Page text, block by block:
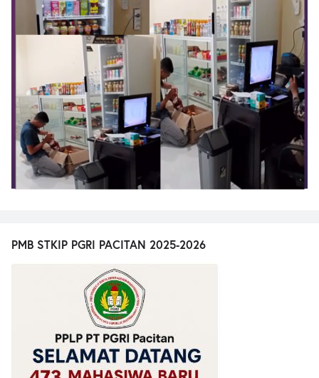
PMB STKIP PGRI PACITAN 2025-2026